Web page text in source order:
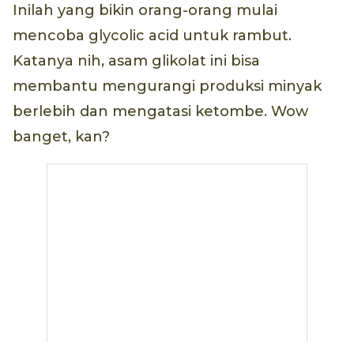
Inilah yang bikin orang-orang mulai
mencoba glycolic acid untuk rambut.
Katanya nih, asam glikolat ini bisa
membantu mengurangi produksi minyak
berlebih dan mengatasi ketombe. Wow
banget, kan?